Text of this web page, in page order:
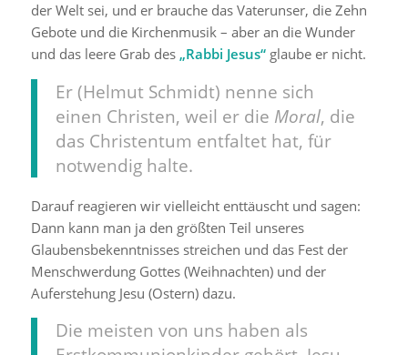
der Welt sei, und er brauche das Vaterunser, die Zehn
Gebote und die Kirchenmusik – aber an die Wunder
und das leere Grab des „Rabbi Jesus“glaube er nicht.
Er (Helmut Schmidt) nenne sich
einen Christen, weil er die Moral, die
das Christentum entfaltet hat, für
notwendig halte.
Darauf reagieren wir vielleicht enttäuscht und sagen:
Dann kann man ja den größten Teil unseres
Glaubensbekenntnisses streichen und das Fest der
Menschwerdung Gottes (Weihnachten) und der
Auferstehung Jesu (Ostern) dazu.
Die meisten von uns haben als